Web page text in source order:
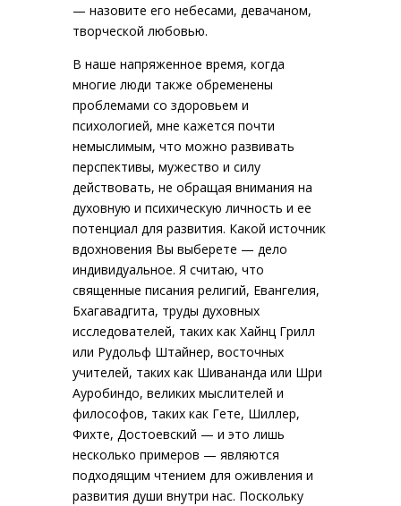
— назовите его небесами, девачаном,
творческой любовью.
В наше напряженное время, когда
многие люди также обременены
проблемами со здоровьем и
психологией, мне кажется почти
немыслимым, что можно развивать
перспективы, мужество и силу
действовать, не обращая внимания на
духовную и психическую личность и ее
потенциал для развития. Какой источник
вдохновения Вы выберете — дело
индивидуальное. Я считаю, что
священные писания религий, Евангелия,
Бхагавадгита, труды духовных
исследователей, таких как Хайнц Грилл
или Рудольф Штайнер, восточных
учителей, таких как Шивананда или Шри
Ауробиндо, великих мыслителей и
философов, таких как Гете, Шиллер,
Фихте, Достоевский — и это лишь
несколько примеров — являются
подходящим чтением для оживления и
развития души внутри нас. Поскольку